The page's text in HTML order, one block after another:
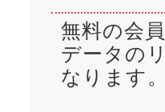
無料の会
データの
なります。